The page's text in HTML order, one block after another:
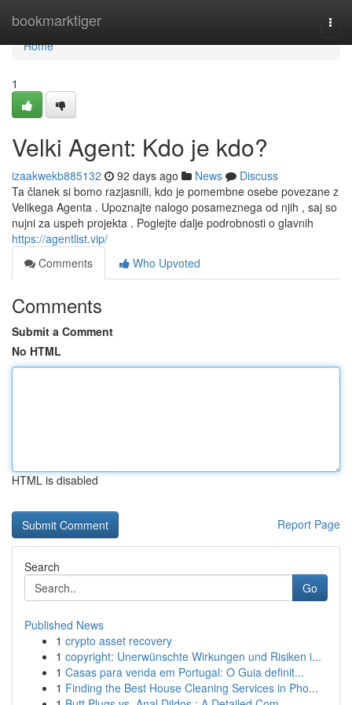
bookmarktiger
Home
Home
1
Velki Agent: Kdo je kdo?
izaakwekb885132 92 days ago News
Discuss
Ta članek si bomo razjasnili, kdo je pomembne osebe povezane z
Velikega Agenta . Upoznajte nalogo posameznega od njih , saj so
nujni za uspeh projekta . Poglejte dalje podrobnosti o glavnih
https://agentlist.vip/
Comments
Who Upvoted
Comments
Submit a Comment
No HTML
HTML is disabled
Report Page
Search
Go
Published News
1 crypto asset recovery
1 copyright: Unerwünschte Wirkungen und Risiken i...
1 Casas para venda em Portugal: O Guia definit...
1 Finding the Best House Cleaning Services in Pho...